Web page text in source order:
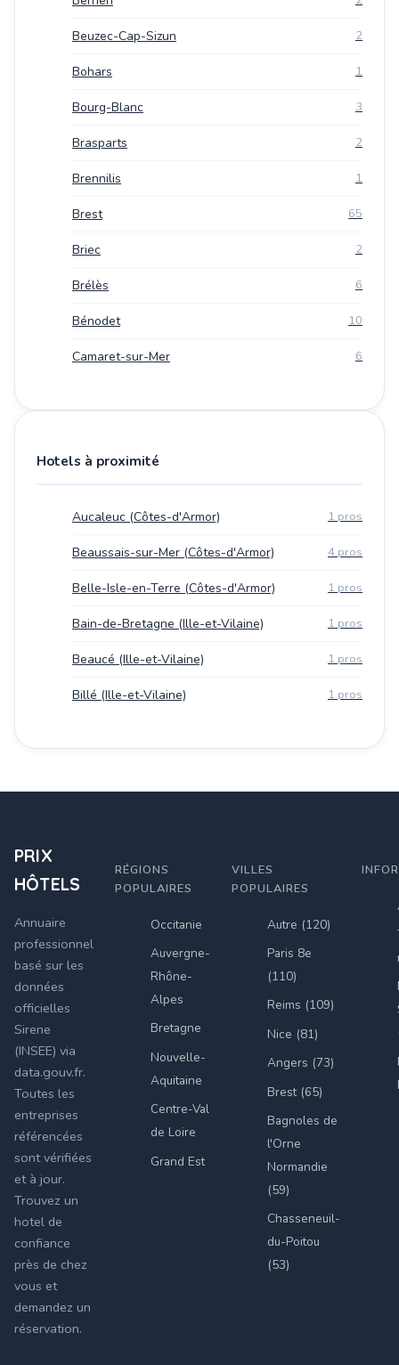
Beuzec-Cap-Sizun 2
Bohars 1
Bourg-Blanc 3
Brasparts 2
Brennilis 1
Brest 65
Briec 2
Brélès 6
Bénodet 10
Camaret-sur-Mer 6
Hotels à proximité
Aucaleuc (Côtes-d'Armor) 1 pros
Beaussais-sur-Mer (Côtes-d'Armor) 4 pros
Belle-Isle-en-Terre (Côtes-d'Armor) 1 pros
Bain-de-Bretagne (Ille-et-Vilaine) 1 pros
Beaucé (Ille-et-Vilaine) 1 pros
Billé (Ille-et-Vilaine) 1 pros
PRIX
HÔTELS
Annuaire
professionnel
basé sur les
données
officielles
Sirene
(INSEE) via
data.gouv.fr.
Toutes les
entreprises
référencées
sont vérifiées
et à jour.
Trouvez un
hotel de
confiance
près de chez
vous et
demandez un
réservation.
RÉGIONS
POPULAIRES
Occitanie
Auvergne-
Rhône-
Alpes
Bretagne
Nouvelle-
Aquitaine
Centre-Val
de Loire
Grand Est
VILLES
POPULAIRES
Autre (120)
Paris 8e
(110)
Reims (109)
Nice (81)
Angers (73)
Brest (65)
Bagnoles de
l'Orne
Normandie
(59)
Chasseneuil-
du-Poitou
(53)